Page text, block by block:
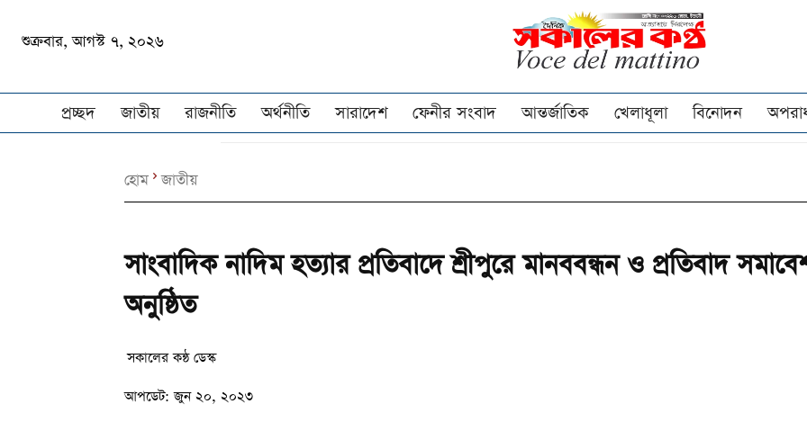
শুক্রবার, আগস্ট ৭, ২০২৬
প্রচ্ছদ জাতীয় রাজনীতি অর্থনীতি সারাদেশ ফেনীর সংবাদ আন্তর্জাতিক খেলাধূলা বিনোদন
হোম জাতীয়
সাংবাদিক নাদিম হত্যার প্রতিবাদে শ্রীপুরে মানববন্ধন ও প্রতিবাদ
অনুষ্ঠিত
সকালের কন্ঠ ডেস্ক
আপডেট: জুন ২০, ২০২৩